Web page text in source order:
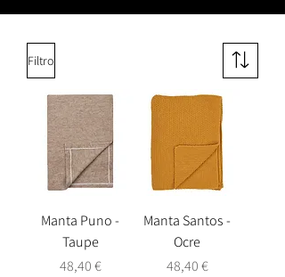
Filtro
Manta Puno -
Taupe
Precio
48,40 €
Manta Santos -
Ocre
Precio
48,40 €